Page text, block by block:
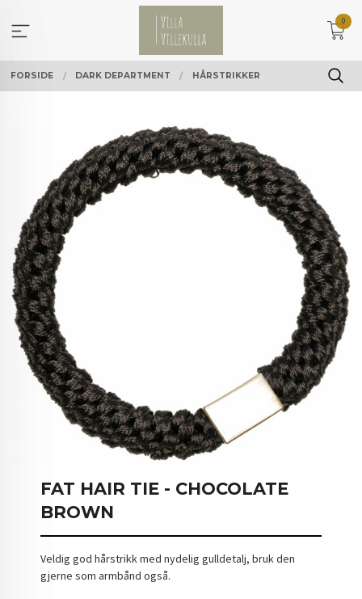
innholdet
0
FORSIDE DARK DEPARTMENT HÅRSTRIKKER
FAT HAIR TIE - CHOCOLATE
BROWN
Veldig god hårstrikk med nydelig gulldetalj, bruk den
gjerne som armbånd også.